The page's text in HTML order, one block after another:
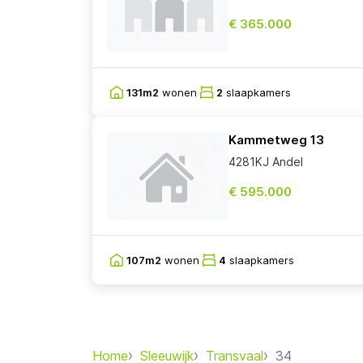
€ 365.000
131m2 wonen 2 slaapkamers
Kammetweg 13
4281KJ Andel
€ 595.000
107m2 wonen 4 slaapkamers
Home Sleeuwijk Transvaal 34